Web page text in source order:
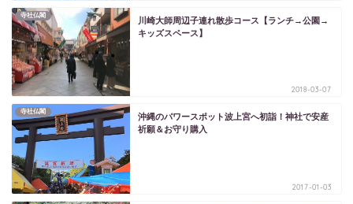
寺社仏閣
川崎大師周辺子連れ散歩コース【ランチ→公園→
キッズスペース】
2018-03-07
寺社仏閣
沖縄のパワースポット波上宮へ初詣！神社で安産
祈願＆お守り購入
2017-01-03